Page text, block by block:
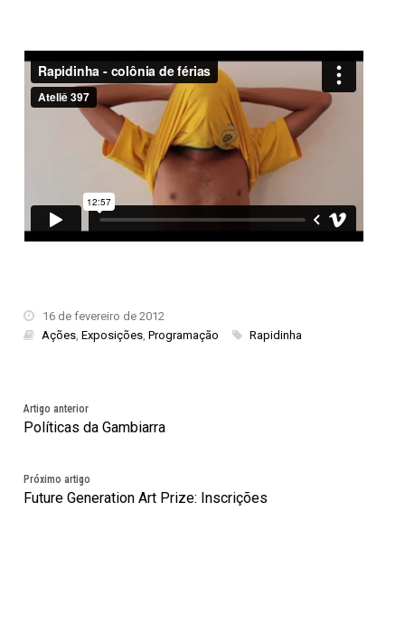
16 de fevereiro de 2012
Ações,Exposições,Programação Rapidinha
Artigo anterior
Políticas da Gambiarra
Próximo artigo
Future Generation Art Prize: Inscrições